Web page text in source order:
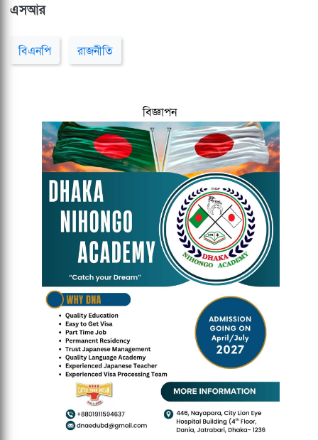
এসআর
বিএনপি রাজনীতি
বিজ্ঞাপন